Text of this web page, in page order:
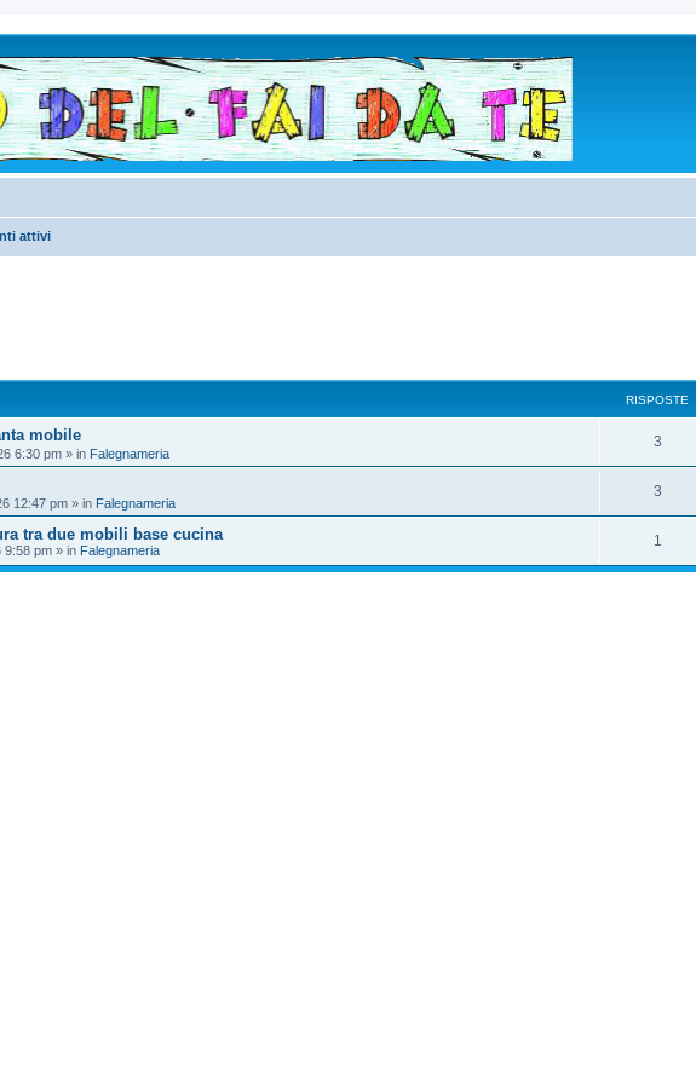
attivi
RISPOSTE
mobile
6:30 pm » in Falegnameria
3
12:47 pm » in Falegnameria
3
tra due mobili base cucina
9:58 pm » in Falegnameria
1